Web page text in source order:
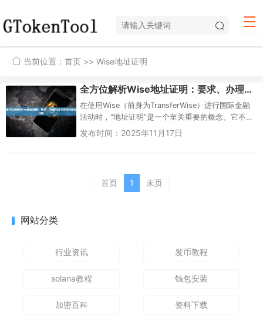
当前位置： 首页 >> Wise地址证明
全方位解析Wise地址证明：要求、办理方法与常见问题全攻略
在使用Wise（前身为TransferWise）进行国际金融
活动时，“地址证明”是一个至关重要的概念。它不仅
是开通特定货币账户的钥匙，更是保障账户安全与
发布时间：2025年11月17日
首页 1 末页
网站分类
行业资讯 发币教程
solana教程 钱包安装
加密百科 资料下载